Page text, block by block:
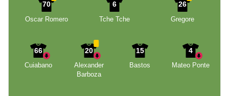
70
Oscar Romero
6
Tche Tche
26
Gregore
66
Cuiabano
20
Alexander
Barboza
15
Bastos
4
Mateo Ponte